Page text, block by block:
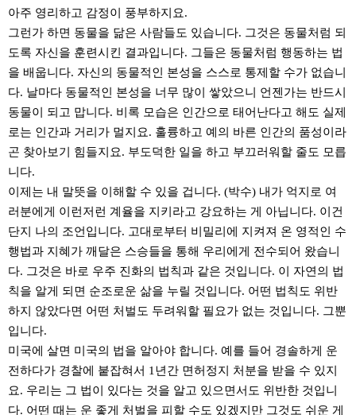
아주 영리하고 감정이 풍부하지요.
그런가 하면 동물을 닮은 사람들도 있습니다. 그것은 동물처럼 되
도록 자신을 훈련시킨 결과입니다. 그들은 동물처럼 행동하는 법
을 배웁니다. 자신의 동물적인 본성을 스스로 통제할 수가 없습니
다. 날마다 동물적인 본성을 너무 많이 쌓았으니 언젠가는 반드시
동물이 되고 맙니다. 비록 모습은 인간으로 태어난다고 해도 실제
로는 인간과 거리가 멀지요. 훌륭하고 예의 바른 인간의 품성이라
곤 찾아보기 힘들지요. 부도덕한 일을 하고 부끄러워할 줄도 모릅
니다.
이제는 내 말뜻을 이해할 수 있을 겁니다. (박수) 내가 억지로 여
러분에게 이런저런 계율을 지키라고 강요하는 게 아닙니다. 이건
단지 나의 조언입니다. 고대로부터 비밀리에 지켜져 온 영적인 수
행법과 지혜가 깨달은 스승들을 통해 우리에게 전수되어 왔습니
다. 그것은 바로 우주 진화의 법칙과 같은 것입니다. 이 자연의 법
칙을 알게 되면 순조로운 삶을 누릴 것입니다. 어떤 법칙도 위반
하지 않았다면 어떤 처벌도 두려워할 필요가 없는 것입니다. 그뿐
입니다.
미국에 살면 미국의 법을 알아야 합니다. 예를 들어 경솔하게 운
전하다가 경찰에 붙잡혀서 1년간 면허정지 처분을 받을 수 있지
요. 우리는 그 법이 있다는 것을 알고 있으면서도 위반한 것입니
다. 어떤 때는 운 좋게 처벌을 피할 수도 있겠지만 그것도 쉬운 게